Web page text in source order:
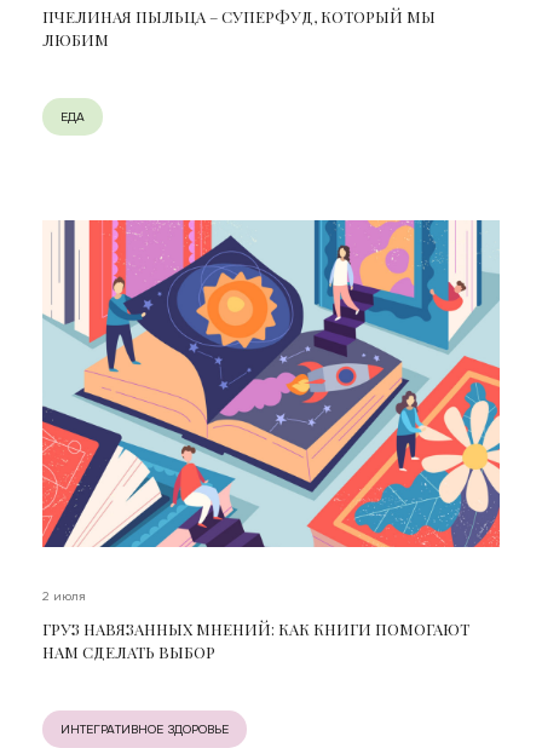
ПЧЕЛИНАЯ ПЫЛЬЦА – СУПЕРФУД, КОТОРЫЙ МЫ
ЛЮБИМ
ЕДА
2 июля
ГРУЗ НАВЯЗАННЫХ МНЕНИЙ: КАК КНИГИ ПОМОГАЮТ
НАМ СДЕЛАТЬ ВЫБОР
ИНТЕГРАТИВНОЕ ЗДОРОВЬЕ